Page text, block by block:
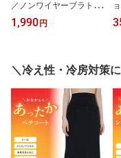
／ノンワイヤーブラトッ
プ かぶれ知らず 敏感肌
コットン100％ コットン
ー アトピー性皮膚炎 夏
祭り 浴衣
1,990 円
＼冷え性・冷房対策